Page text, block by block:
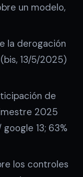
un modelo,
la derogación
13/5/2025)
de
2025
13; 63%
los controles